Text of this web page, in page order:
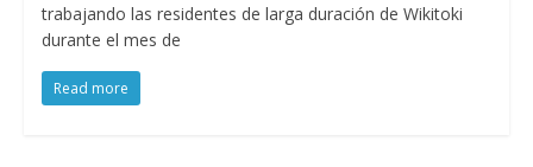
trabajando las residentes de larga duración de Wikitoki
durante el mes de
Read more